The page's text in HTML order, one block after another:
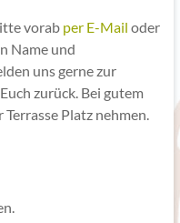
vorab per E-Mail oder
Name und
uns gerne zur
zurück. Bei gutem
Platz nehmen.